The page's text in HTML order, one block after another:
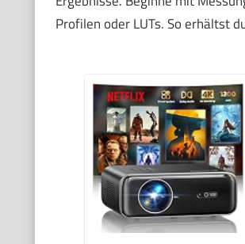
Profilen oder LUTs. So erhältst